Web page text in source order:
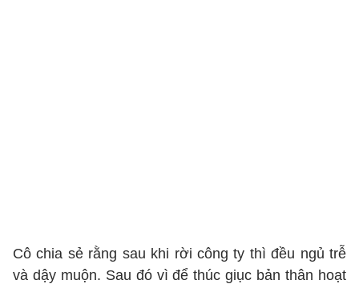
Cô chia sẻ rằng sau khi rời công ty thì đều ngủ trễ
và dậy muộn. Sau đó vì để thúc giục bản thân hoạt